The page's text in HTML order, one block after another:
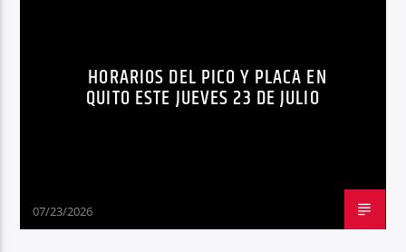
HORARIOS DEL PICO Y PLACA EN
QUITO ESTE JUEVES 23 DE JULIO
07/23/2026